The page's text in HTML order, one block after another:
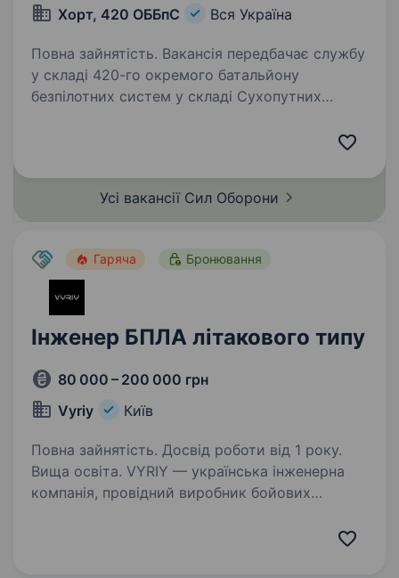
Хорт, 420 ОББпС Вся Україна
Повна зайнятість. Вакансія передбачає службу
у складі 420-го окремого батальйону
безпілотних систем у складі Сухопутних
Усі вакансії Сил Оборони
Гаряча Бронювання
Інженер БПЛА літакового типу
80 000 – 200 000 грн
Vyriy
Київ
Повна зайнятість. Досвід роботи від 1 року.
Вища освіта. VYRIY — українська інженерна
компанія, провідний виробник бойових